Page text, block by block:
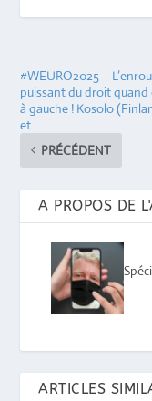
#WEURO2025 –
puissant du droit quand
à gauche ! Kosolo
et
PRÉCÉDENT
A PROPOS DE
ARTICLES